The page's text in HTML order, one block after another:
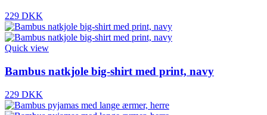
229 DKK
Quick view
Bambus natkjole big-shirt med print, navy
229 DKK